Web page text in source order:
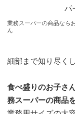
業務スーパーの商品なら
ん
細部まで知り尽く
食べ盛りのお子さ
務スーパーの商品